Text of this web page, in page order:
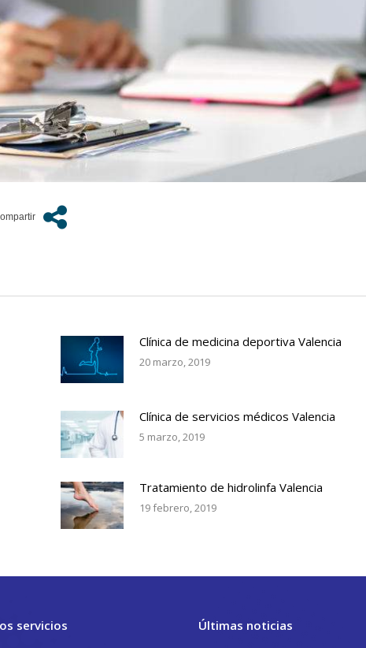
Clínica de medicina deportiva Valencia
20 marzo, 2019
Clínica de servicios médicos Valencia
5 marzo, 2019
Tratamiento de hidrolinfa Valencia
19 febrero, 2019
servicios Últimas noticias